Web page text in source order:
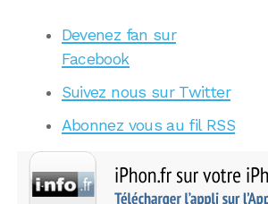
Devenez fan sur
Facebook
Suivez nous sur Twitter
Abonnez vous au fil RSS